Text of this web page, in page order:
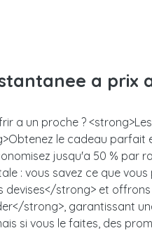
a prix
a un proche ?
le cadeau
jusqu'a 50 %
: vous savez ce que
devises</strong> et
strong>, garantissant
si vous le faites, des